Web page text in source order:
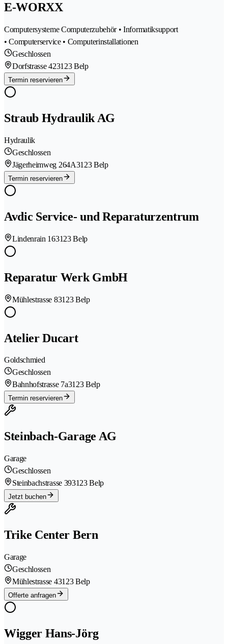
E-WORXX
Computersysteme Computerzubehör • Informatiksupport
• Computerservice • Computerinstallationen
Geschlossen
Dorfstrasse 423123 Belp
Termin reservieren
Straub Hydraulik AG
Hydraulik
Geschlossen
Jägerheimweg 264A3123 Belp
Termin reservieren
Avdic Service- und Reparaturzentrum
Lindenrain 163123 Belp
Reparatur Werk GmbH
Mühlestrasse 83123 Belp
Atelier Ducart
Goldschmied
Geschlossen
Bahnhofstrasse 7a3123 Belp
Termin reservieren
Steinbach-Garage AG
Garage
Geschlossen
Steinbachstrasse 393123 Belp
Jetzt buchen
Trike Center Bern
Garage
Geschlossen
Mühlestrasse 43123 Belp
Offerte anfragen
Wigger Hans-Jörg